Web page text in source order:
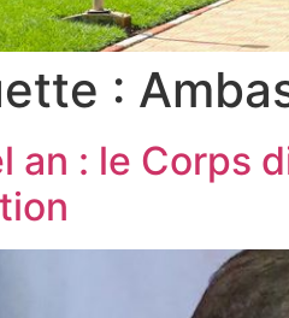
:
an : le Corps